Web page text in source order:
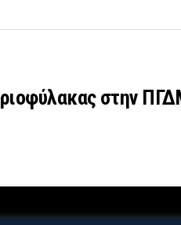
στην